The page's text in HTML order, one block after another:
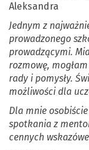
Aleksandra
Jednym z
prowadzonego
prowadzącymi.
rozmowę,
rady i pomysły.
możliwości dla
Dla mnie
spotkania z
cennych